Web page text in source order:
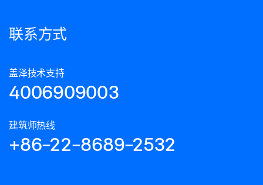
联系方式
盖泽技术支持
4006909003
建筑师热线
+86-22-8689-2532